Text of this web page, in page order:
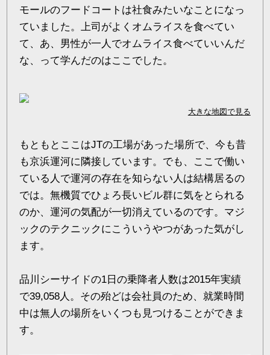
モールのフードコートは社食みたいなことになっ
ていました。上司がよくオムライスを食べてい
て、あ、男性が一人でオムライス食べていいんだ
な、って学んだのはここでした。
大きな地図で見る
もともとここはJTの工場があった場所で、今も昔
も京浜運河に隣接しています。でも、ここで働い
ている人で運河の存在を知らない人は結構居るの
では。無機質でひょろ長いビル群に気をとられる
のか、運河の気配が一切消えているのです。マジ
ックのテクニックにこういうやつがあった気がし
ます。
品川シーサイドの1日の乗降者人数は2015年実績
で39,058人。その殆どは会社員のため、就業時間
中は無人の場所をいくつも見つけることができま
す。